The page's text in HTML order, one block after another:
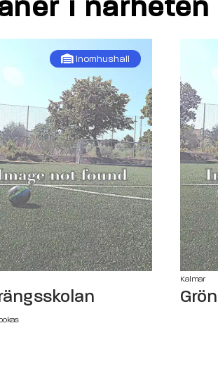
Inomhushall
Kalmar